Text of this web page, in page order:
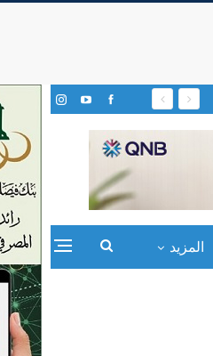
المزيد